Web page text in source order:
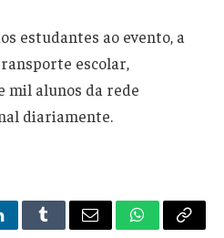
estudantes ao evento, a
escolar,
mil alunos da rede
diariamente.
TumblrEmail WhatsApp
Copy